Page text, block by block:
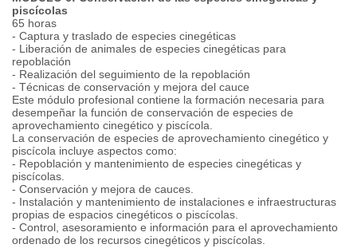
piscícolas
65 horas
- Captura y traslado de especies cinegéticas
- Liberación de animales de especies cinegéticas para
repoblación
- Realización del seguimiento de la repoblación
- Técnicas de conservación y mejora del cauce
Este módulo profesional contiene la formación necesaria para
desempeñar la función de conservación de especies de
aprovechamiento cinegético y piscícola.
La conservación de especies de aprovechamiento cinegético y
piscícola incluye aspectos como:
- Repoblación y mantenimiento de especies cinegéticas y
piscícolas.
- Conservación y mejora de cauces.
- Instalación y mantenimiento de instalaciones e infraestructuras
propias de espacios cinegéticos o piscícolas.
- Control, asesoramiento e información para el aprovechamiento
ordenado de los recursos cinegéticos y piscícolas.